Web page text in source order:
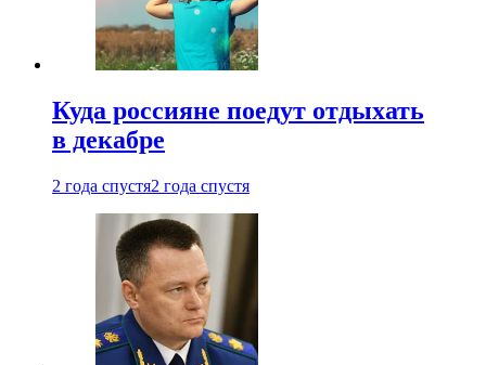
Куда россияне поедут отдыхать
в декабре
2 года спустя2 года спустя